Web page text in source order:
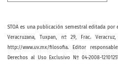
STOA es una publicación semestral editada
Veracruzana, Tuxpan, nº 29, Frac.
http://www.uv.mx/filosofia. Editor
Derechos al Uso Exclusivo Nº 04-2008-